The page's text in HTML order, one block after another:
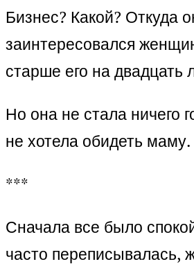
Бизнес? Какой? Откуда
заинтересовался
старше его на двадцать
Но она не стала ничего
не хотела обидеть маму.
***
Сначала все было
часто переписывалась,